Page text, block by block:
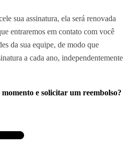
sua assinatura, ela será renovada
entraremos em contato com você
da sua equipe, de modo que
a cada ano, independentemente
e solicitar um reembolso?